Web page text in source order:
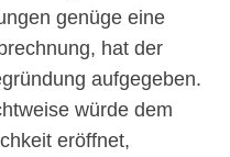
genüge eine
hat der
aufgegeben.
würde dem
eröffnet,